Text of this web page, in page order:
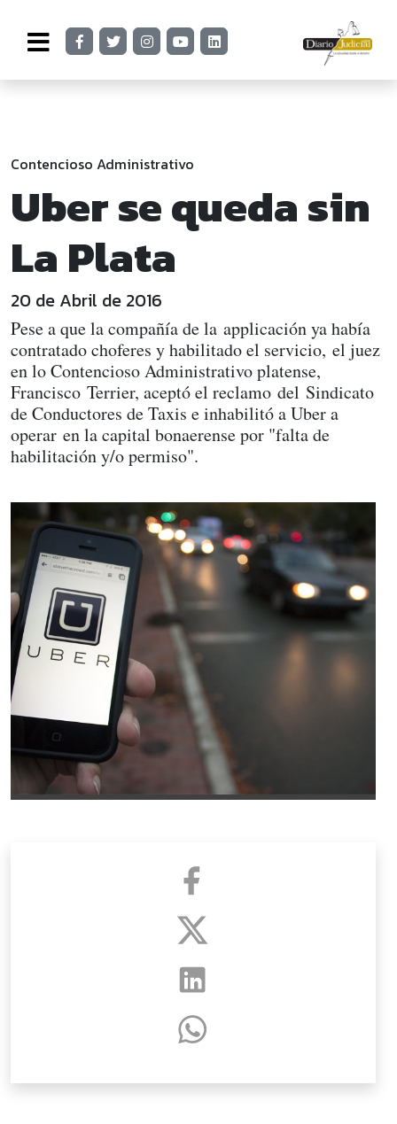
Contencioso Administrativo
Uber se queda sin
La Plata
20 de Abril de 2016
Pese a que la compañía de la applicación ya había
contratado choferes y habilitado el servicio, el juez
en lo Contencioso Administrativo platense,
Francisco Terrier, aceptó el reclamo del Sindicato
de Conductores de Taxis e inhabilitó a Uber a
operar en la capital bonaerense por "falta de
habilitación y/o permiso".